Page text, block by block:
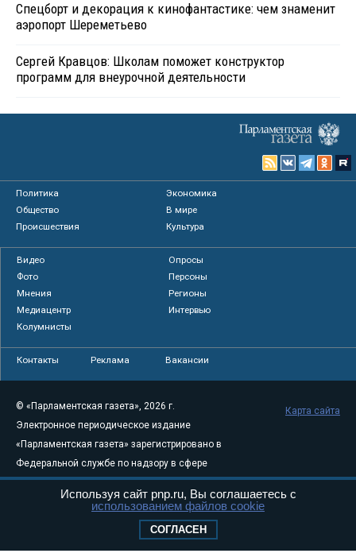
Спецборт и декорация к кинофантастике: чем знаменит
аэропорт Шереметьево
Сергей Кравцов: Школам поможет конструктор
программ для внеурочной деятельности
Политика
Экономика
Общество
В мире
Происшествия
Культура
Видео
Опросы
Фото
Персоны
Мнения
Регионы
Медиацентр
Интервью
Колумнисты
Контакты Реклама Вакансии
© «Парламентская газета», 2026 г.
Электронное периодическое издание
«Парламентская газета» зарегистрировано в
Федеральной службе по надзору в сфере
связи, информационных технологий и
массовых коммуникаций (Роскомнадзор) 05
Свидетельство о регистрации Эл № ФС77-
Карта сайта
Используя сайт pnp.ru, Вы соглашаетесь с
использованием файлов cookie
СОГЛАСЕН